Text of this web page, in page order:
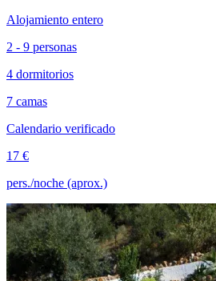
Alojamiento entero
2 - 9 personas
4 dormitorios
7 camas
Calendario verificado
17 €
pers./noche (aprox.)